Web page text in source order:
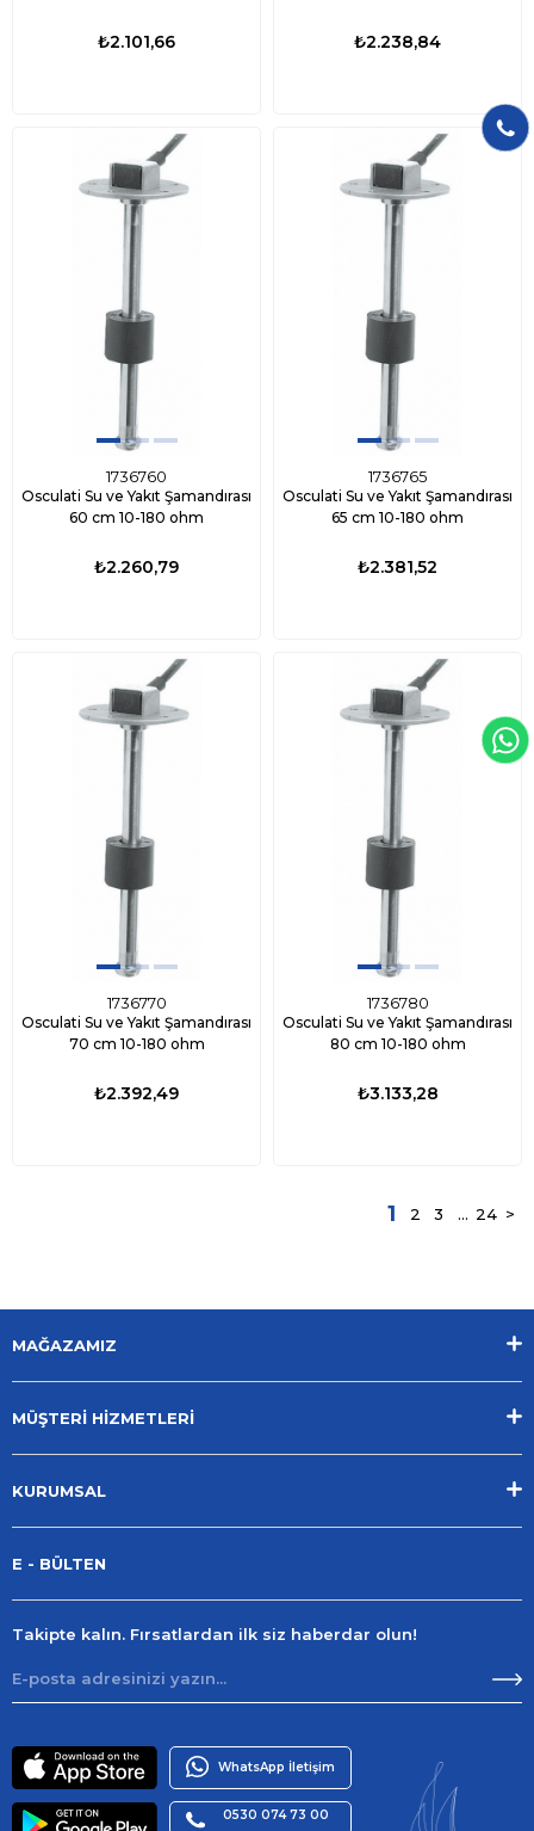
₺2.101,66 ₺2.238,84
1736760
Osculati Su ve Yakıt Şamandırası
60 cm 10-180 ohm
₺2.260,79
1736765
Osculati Su ve Yakıt Şamandırası
65 cm 10-180 ohm
₺2.381,52
1736770
Osculati Su ve Yakıt Şamandırası
70 cm 10-180 ohm
₺2.392,49
1736780
Osculati Su ve Yakıt Şamandırası
80 cm 10-180 ohm
₺3.133,28
1 2 3 ... 24 >
MAĞAZAMIZ
MÜŞTERİ HİZMETLERİ
KURUMSAL
E - BÜLTEN
Takipte kalın. Fırsatlardan ilk siz haberdar olun!
WhatsApp İletişim
0530 074 73 00